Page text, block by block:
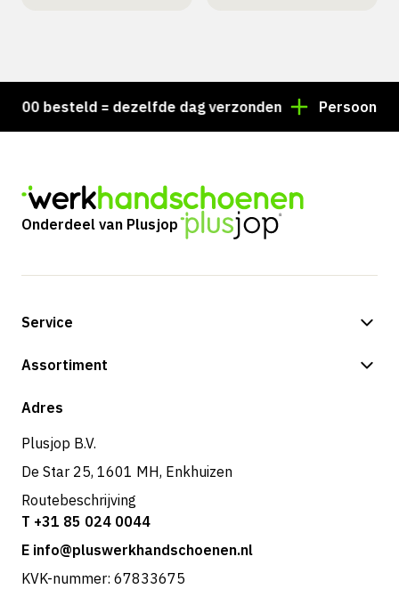
besteld = dezelfde dag verzonden Persoonlijk
Onderdeel van Plusjop
Service
Betalingsmogelijkheden
Retouren & service
Assortiment
Shop
Adres
Plusjop B.V.
De Star 25, 1601 MH, Enkhuizen
Routebeschrijving
T +31 85 024 0044
E info@pluswerkhandschoenen.nl
KVK-nummer: 67833675